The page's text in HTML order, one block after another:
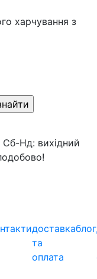
харчування з
Нд: вихідний
доставка
та
оплата
блог